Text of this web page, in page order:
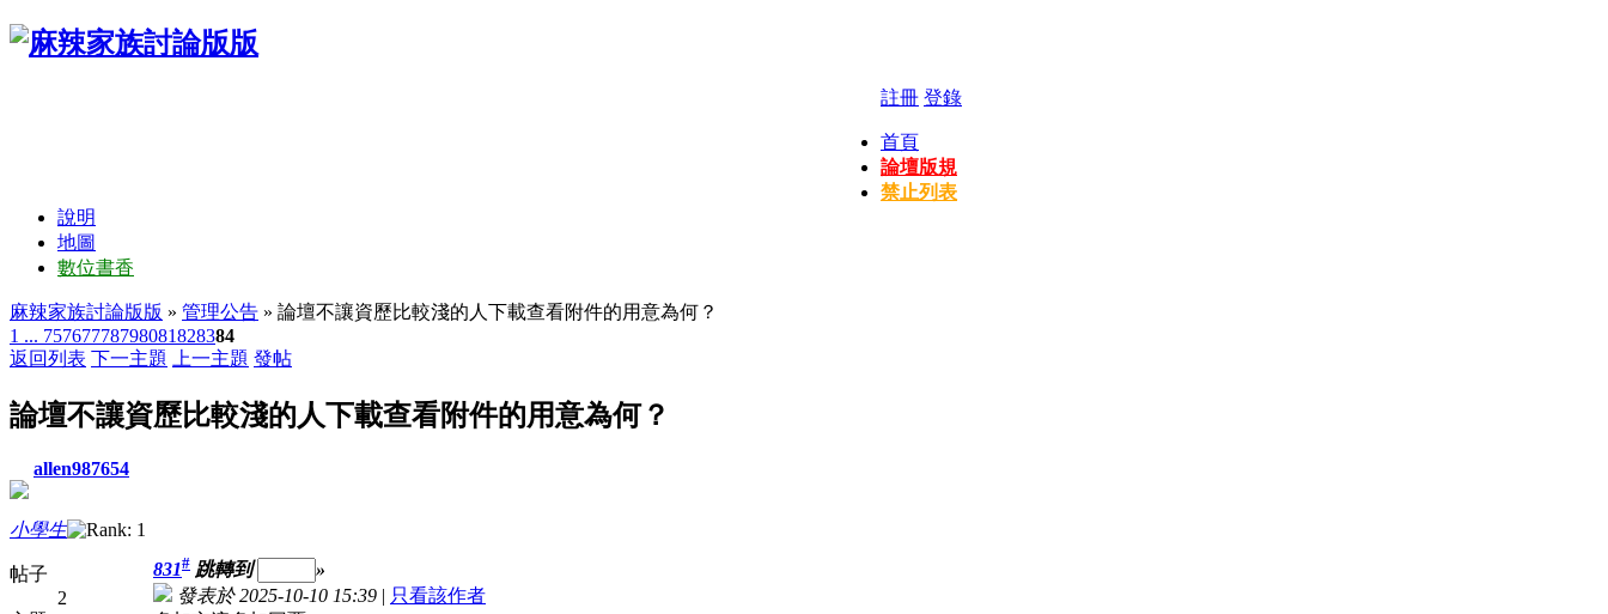
註冊 登錄
首頁
論壇版規
禁止列表
說明
地圖
數位書香
麻辣家族討論版版 » 管理公告 » 論壇不讓資歷比較淺的人下載查看附件的用意為何？
1 ... 75767778798081828384
返回列表 下一主題 上一主題 發帖
論壇不讓資歷比較淺的人下載查看附件的用意為何？
allen987654
小學生
帖子
2
831# 跳轉到
»
發表於 2025-10-10 15:39 | 只看該作者